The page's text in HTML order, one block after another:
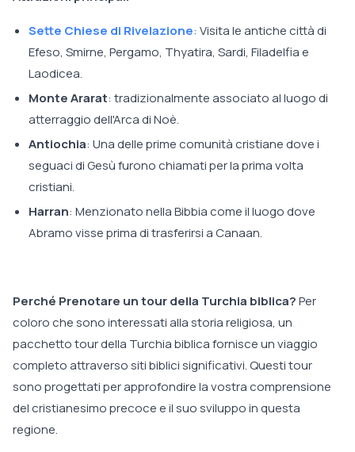
Sette Chiese di Rivelazione: Visita le antiche città di
Efeso, Smirne, Pergamo, Thyatira, Sardi, Filadelfia e
Laodicea.
Monte Ararat: tradizionalmente associato al luogo di
atterraggio dell'Arca di Noè.
Antiochia: Una delle prime comunità cristiane dove i
seguaci di Gesù furono chiamati per la prima volta
cristiani.
Harran: Menzionato nella Bibbia come il luogo dove
Abramo visse prima di trasferirsi a Canaan.
Perché Prenotare un tour della Turchia biblica?Per
coloro che sono interessati alla storia religiosa, un
pacchetto tour della Turchia biblica fornisce un viaggio
completo attraverso siti biblici significativi. Questi tour
sono progettati per approfondire la vostra comprensione
del cristianesimo precoce e il suo sviluppo in questa
regione.